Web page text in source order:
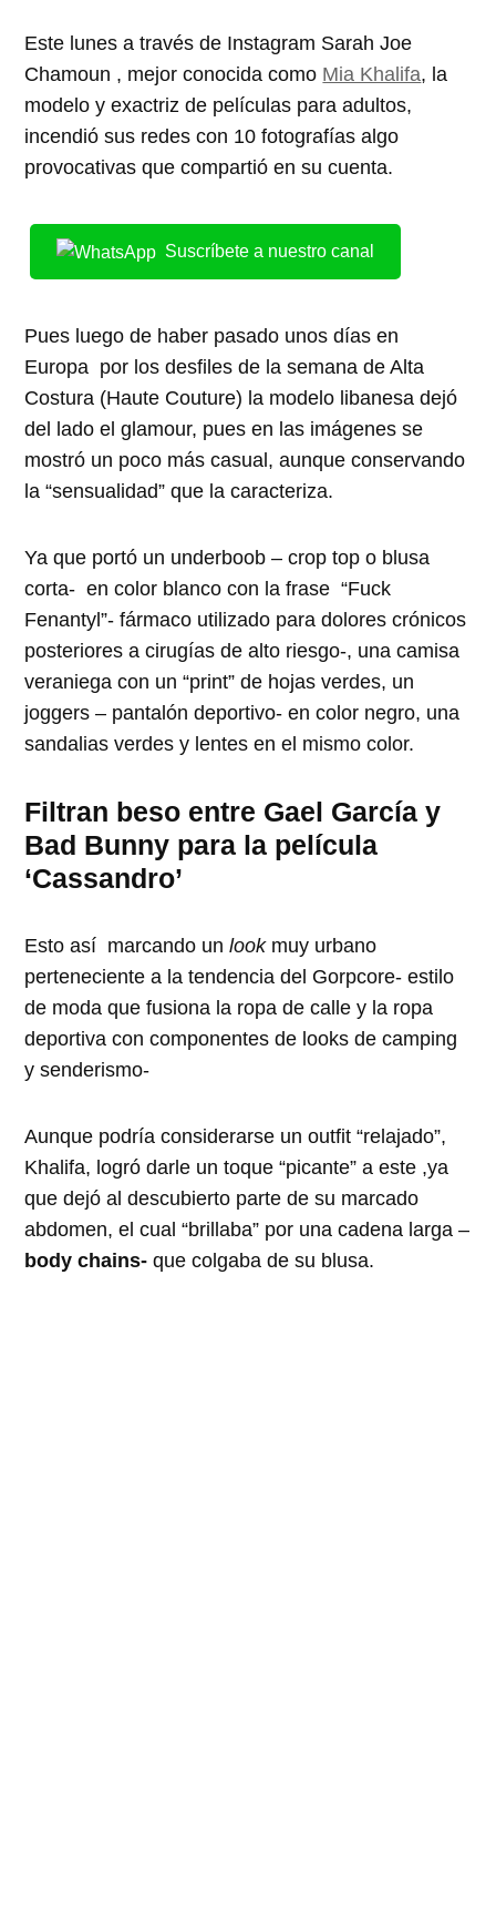
Este lunes a través de Instagram Sarah Joe
Chamoun , mejor conocida como Mia Khalifa, la
modelo y exactriz de películas para adultos,
incendió sus redes con 10 fotografías algo
provocativas que compartió en su cuenta.
Suscríbete a nuestro canal
Pues luego de haber pasado unos días en
Europa por los desfiles de la semana de Alta
Costura (Haute Couture) la modelo libanesa dejó
del lado el glamour, pues en las imágenes se
mostró un poco más casual, aunque conservando
la “sensualidad” que la caracteriza.
Ya que portó un underboob – crop top o blusa
corta- en color blanco con la frase “Fuck
Fenantyl”- fármaco utilizado para dolores crónicos
posteriores a cirugías de alto riesgo-, una camisa
veraniega con un “print” de hojas verdes, un
joggers – pantalón deportivo- en color negro, una
sandalias verdes y lentes en el mismo color.
Filtran beso entre Gael García y
Bad Bunny para la película
‘Cassandro’
Esto así marcando unlookmuy urbano
perteneciente a la tendencia del Gorpcore- estilo
de moda que fusiona la ropa de calle y la ropa
deportiva con componentes de looks de camping
y senderismo-
Aunque podría considerarse un outfit “relajado”,
Khalifa, logró darle un toque “picante” a este ,ya
que dejó al descubierto parte de su marcado
abdomen, el cual “brillaba” por una cadena larga –
body chains-que colgaba de su blusa.